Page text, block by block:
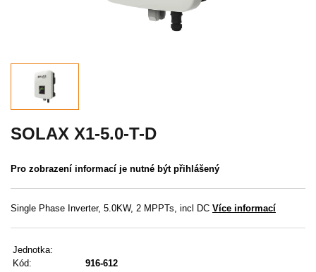
KONTAKTY
UŽIVATELSKÉ MENU
Přihlášení
Zapomenuté heslo
SOLAX X1-5.0-T-D
Pro zobrazení informací je nutné být přihlášený
Single Phase Inverter, 5.0KW, 2 MPPTs, incl DC Více informací
Jednotka:
Kód:
916-612